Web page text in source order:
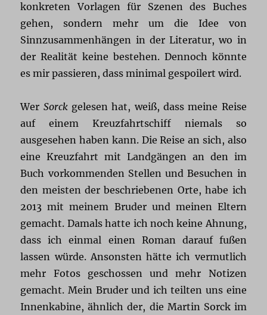
konkreten Vorlagen für Szenen des Buches
gehen, sondern mehr um die Idee von
Sinnzusammenhängen in der Literatur, wo in
der Realität keine bestehen. Dennoch könnte
es mir passieren, dass minimal gespoilert wird.
Wer Sorckgelesen hat, weiß, dass meine Reise
auf einem Kreuzfahrtschiff niemals so
ausgesehen haben kann. Die Reise an sich, also
eine Kreuzfahrt mit Landgängen an den im
Buch vorkommenden Stellen und Besuchen in
den meisten der beschriebenen Orte, habe ich
2013 mit meinem Bruder und meinen Eltern
gemacht. Damals hatte ich noch keine Ahnung,
dass ich einmal einen Roman darauf fußen
lassen würde. Ansonsten hätte ich vermutlich
mehr Fotos geschossen und mehr Notizen
gemacht. Mein Bruder und ich teilten uns eine
Innenkabine, ähnlich der, die Martin Sorck im